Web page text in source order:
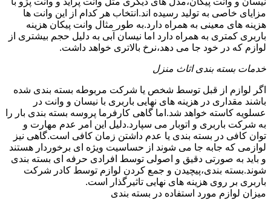
مزایای خاصی به تولید رسیده اند.انتخاب هر کدام از این وانت ها
هزینه های معینی به همراه دارد.به طور مثال وانت پیکان هزینه
باربری کمتری به همراه دارد اما نیسان آبی به دلیل حجم بیشتری از
لوازم که در خود جا می دهد،نرخ بالاتری خواهد داشت.
خدمات بسته بندی اثاث منزل
اگر لوازم از قبل توسط شخص یا شرکت مربوطه بسته بندی شده
باشند مقداری در هزینه های نهایی باربری با نیسان و وانت در
عسلویه کاسته خواهد شد.اما گاهی کارفرما پروسه بسته بندی بار را
به شرکت باربری و اتوبار می سپارد.دلیل این امر عدم مهارت و
توان کافی در بسته بندی یا عدم داشتن زمان کافی است.گاهی نیز
لوازمی که جابه جا می شوند از حساسیت ویژه ای برخوردار هستند
و باید به صورتی دقیق و اصولی توسط افرادی حرفه ای بسته بندی
شوند.بسته بندی،پیچیدن و جمع کردن لوازم توسط کادر شرکت
باربری بر روی هزینه های نهایی تاثیرگذار است.
میزان لوازم مورد استفاده در بسته بندی